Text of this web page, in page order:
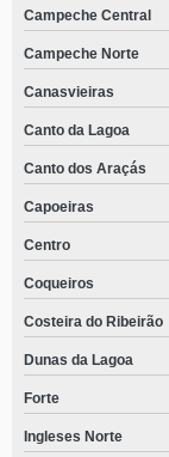
Campeche Central
Campeche Norte
Canasvieiras
Canto da Lagoa
Canto dos Araçás
Capoeiras
Centro
Coqueiros
Costeira do Ribeirão
Dunas da Lagoa
Forte
Ingleses Norte